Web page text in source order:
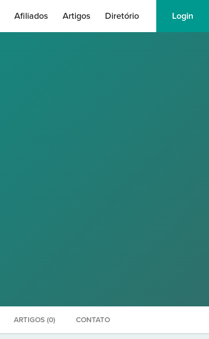
Afiliados Artigos Diretório Login
ARTIGOS (0) CONTATO